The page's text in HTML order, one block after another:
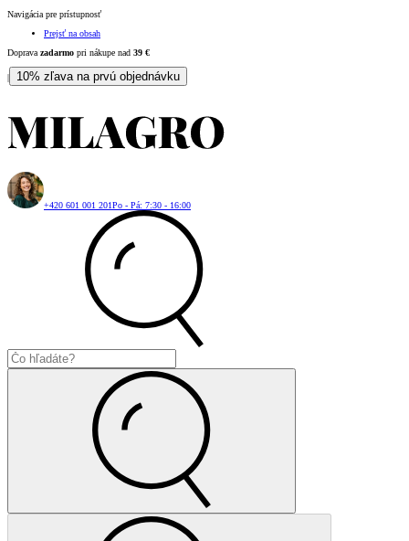
Navigácia pre prístupnosť
Prejsť na obsah
Doprava zadarmo pri nákupe nad 39 €
| 10% zľava na prvú objednávku
+420 601 001 201Po - Pá: 7:30 - 16:00